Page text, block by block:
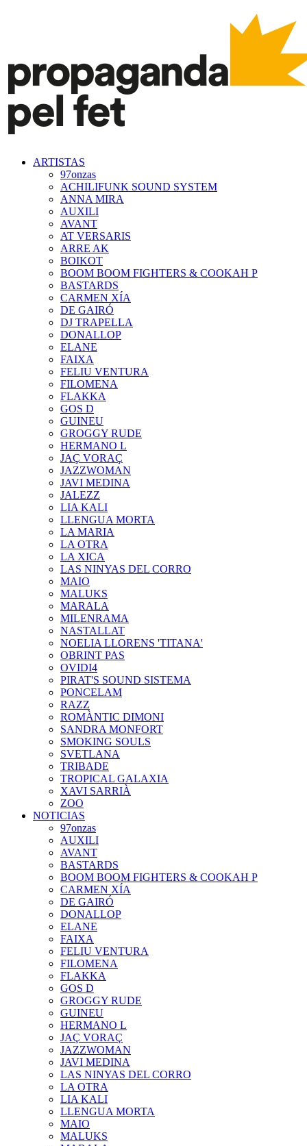
ARTISTAS
97onzas
ACHILIFUNK SOUND SYSTEM
ANNA MIRA
AUXILI
AVANT
AT VERSARIS
ARRE AK
BOIKOT
BOOM BOOM FIGHTERS & COOKAH P
BASTARDS
CARMEN XÍA
DE GAIRÓ
DJ TRAPELLA
DONALLOP
ELANE
FAIXA
FELIU VENTURA
FILOMENA
FLAKKA
GOS D
GUINEU
GROGGY RUDE
HERMANO L
JAÇ VORAÇ
JAZZWOMAN
JAVI MEDINA
JALEZZ
LIA KALI
LLENGUA MORTA
LA MARIA
LA OTRA
LA XICA
LAS NINYAS DEL CORRO
MAIO
MALUKS
MARALA
MILENRAMA
NASTALLAT
NOELIA LLORENS 'TITANA'
OBRINT PAS
OVIDI4
PIRAT'S SOUND SISTEMA
PONCELAM
RAZZ
ROMÀNTIC DIMONI
SANDRA MONFORT
SMOKING SOULS
SVETLANA
TRIBADE
TROPICAL GALAXIA
XAVI SARRIÀ
ZOO
NOTICIAS
97onzas
AUXILI
AVANT
BASTARDS
BOOM BOOM FIGHTERS & COOKAH P
CARMEN XÍA
DE GAIRÓ
DONALLOP
ELANE
FAIXA
FELIU VENTURA
FILOMENA
FLAKKA
GOS D
GROGGY RUDE
GUINEU
HERMANO L
JAÇ VORAÇ
JAZZWOMAN
JAVI MEDINA
LAS NINYAS DEL CORRO
LA OTRA
LIA KALI
LLENGUA MORTA
MAIO
MALUKS